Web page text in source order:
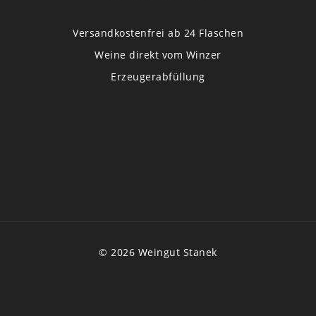
Versandkostenfrei ab 24 Flaschen
Weine direkt vom Winzer
Erzeugerabfüllung
© 2026 Weingut Stanek